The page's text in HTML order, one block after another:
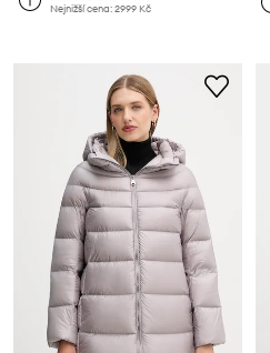
Nejnižší cena:2999 Kč